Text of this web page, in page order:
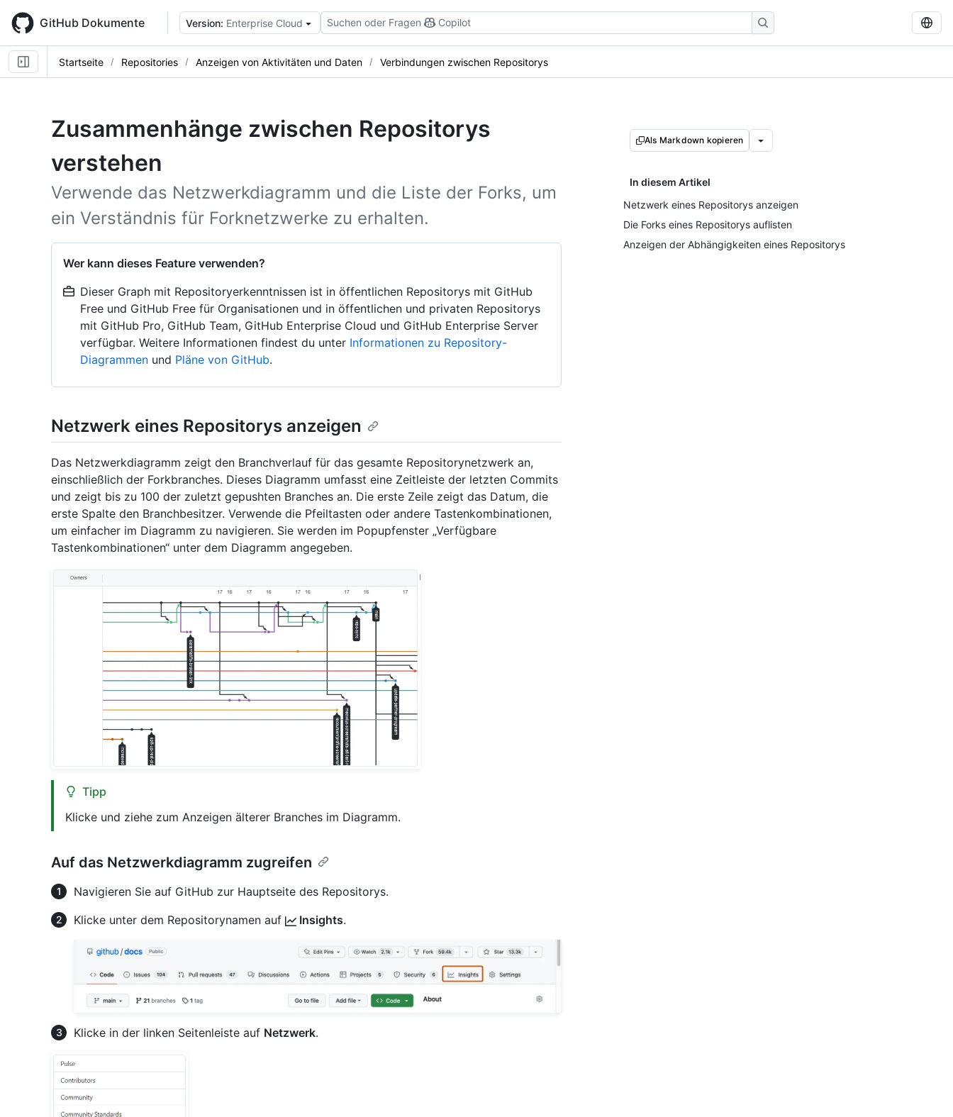
main
content
GitHub Dokumente Version: Enterprise Cloud Suchen oder Fragen Copilot
Startseite Repositories Anzeigen von Aktivitäten und Daten Verbindungen zwischen Repositorys
Zusammenhänge zwischen Repositorys
verstehen
Verwende das Netzwerkdiagramm und die Liste der Forks, um
ein Verständnis für Forknetzwerke zu erhalten.
Wer kann dieses Feature verwenden?
Dieser Graph mit Repositoryerkenntnissen ist in öffentlichen Repositorys mit GitHub
Free und GitHub Free für Organisationen und in öffentlichen und privaten Repositorys
mit GitHub Pro, GitHub Team, GitHub Enterprise Cloud und GitHub Enterprise Server
verfügbar. Weitere Informationen findest du unter Informationen zu Repository-
Diagrammen und Pläne von GitHub.
Als Markdown kopieren
In diesem Artikel
Netzwerk eines Repositorys anzeigen
Die Forks eines Repositorys auflisten
Anzeigen der Abhängigkeiten eines Repositorys
Netzwerk eines Repositorys anzeigen
Das Netzwerkdiagramm zeigt den Branchverlauf für das gesamte Repositorynetzwerk an,
einschließlich der Forkbranches. Dieses Diagramm umfasst eine Zeitleiste der letzten Commits
und zeigt bis zu 100 der zuletzt gepushten Branches an. Die erste Zeile zeigt das Datum, die
erste Spalte den Branchbesitzer. Verwende die Pfeiltasten oder andere Tastenkombinationen,
um einfacher im Diagramm zu navigieren. Sie werden im Popupfenster „Verfügbare
Tastenkombinationen“ unter dem Diagramm angegeben.
Tipp
Klicke und ziehe zum Anzeigen älterer Branches im Diagramm.
Auf das Netzwerkdiagramm zugreifen
Navigieren Sie auf GitHub zur Hauptseite des Repositorys.
Klicke unter dem Repositorynamen auf
Insights.
Klicke in der linken Seitenleiste auf Netzwerk.